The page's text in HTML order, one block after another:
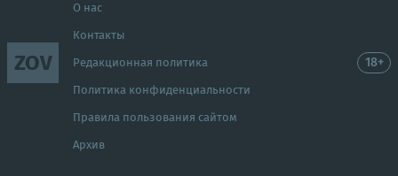
ZOV
О нас
Контакты
Редакционная политика
Политика конфиденциальности
Правила пользования сайтом
Архив
18+